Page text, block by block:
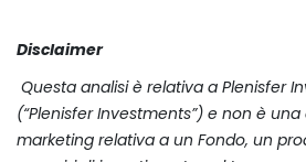
Disclaimer
Questa analisi è relativa a Plenisfer
(“Plenisfer Investments”) e non è
marketing relativa a un Fondo, un